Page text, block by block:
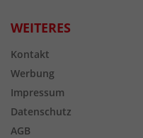
WEITERES
Kontakt
Werbung
Impressum
Datenschutz
AGB